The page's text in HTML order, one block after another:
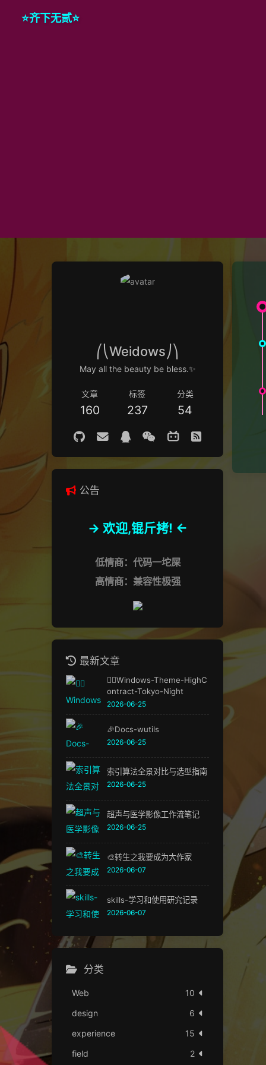
⭐️齐下无贰⭐️
⎛⎝Weidows⎠⎞
May all the beauty be bless.✨
文章
160
标签
237
分类
54
公告
-> 欢迎,锟斤拷! <-
低情商：代码一坨屎
高情商：兼容性极强
最新文章
🏳️‍🌈Windows-Theme-HighC
ontract-Tokyo-Night
2026-06-25
🎉Docs-wutils
2026-06-25
索引算法全景对比与选型指南
2026-06-25
超声与医学影像工作流笔记
2026-06-25
🎨转生之我要成为大作家
2026-06-07
skills-学习和使用研究记录
2026-06-07
分类
Web
10
design
6
experience
15
field
2